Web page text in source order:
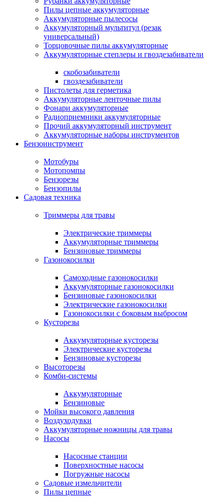
Пилы цепные аккумуляторные
Аккумуляторные пылесосы
Аккумуляторный мультитул (резак
универсальный)
Торцовочные пилы аккумуляторные
Аккумуляторные степлеры и гвоздезабиватели
скобозабиватели
гвоздезабиватели
Пистолеты для герметика
Аккумуляторные ленточные пилы
Фонари аккумуляторные
Радиоприемники аккумуляторные
Прочий аккумуляторный инструмент
Аккумуляторные наборы инструментов
Бензоинструмент
Мотобуры
Мотопомпы
Бензорезы
Бензопилы
Садовая техника
Триммеры для травы
Электрические триммеры
Аккумуляторные триммеры
Бензиновые триммеры
Газонокосилки
Самоходные газонокосилки
Аккумуляторные газонокосилки
Бензиновые газонокосилки
Электрические газонокосилки
Газонокосилки с боковым выбросом
Кусторезы
Аккумуляторные кусторезы
Электрические кусторезы
Бензиновые кусторезы
Высоторезы
Комби-системы
Аккумуляторные
Бензиновые
Мойки высокого давления
Воздуходувки
Аккумуляторные ножницы для травы
Насосы
Насосные станции
Поверхностные насосы
Погружные насосы
Садовые измельчители
Пилы цепные